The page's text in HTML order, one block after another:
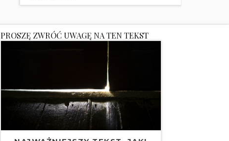
PROSZĘ ZWRÓĆ UWAGĘ NA TEN TEKST